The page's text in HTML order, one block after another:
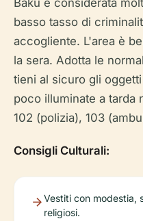
basso tasso di
accogliente. L'area è
la sera. Adotta le
tieni al sicuro gli
poco illuminate a tarda
102 (polizia), 103
Consigli Culturali:
Vestiti con modestia,
religiosi.